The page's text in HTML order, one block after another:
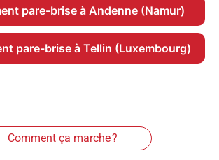
pare-brise à Andenne (Namur)
pare-brise à Tellin (Luxembourg)
Comment ça marche ?